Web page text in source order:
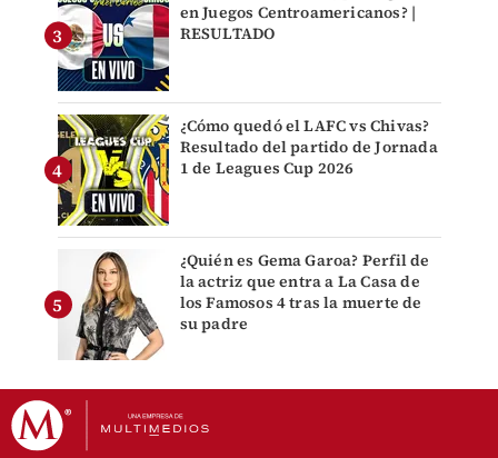
en Juegos Centroamericanos? |
RESULTADO
¿Cómo quedó el LAFC vs Chivas?
Resultado del partido de Jornada
1 de Leagues Cup 2026
¿Quién es Gema Garoa? Perfil de
la actriz que entra a La Casa de
los Famosos 4 tras la muerte de
su padre